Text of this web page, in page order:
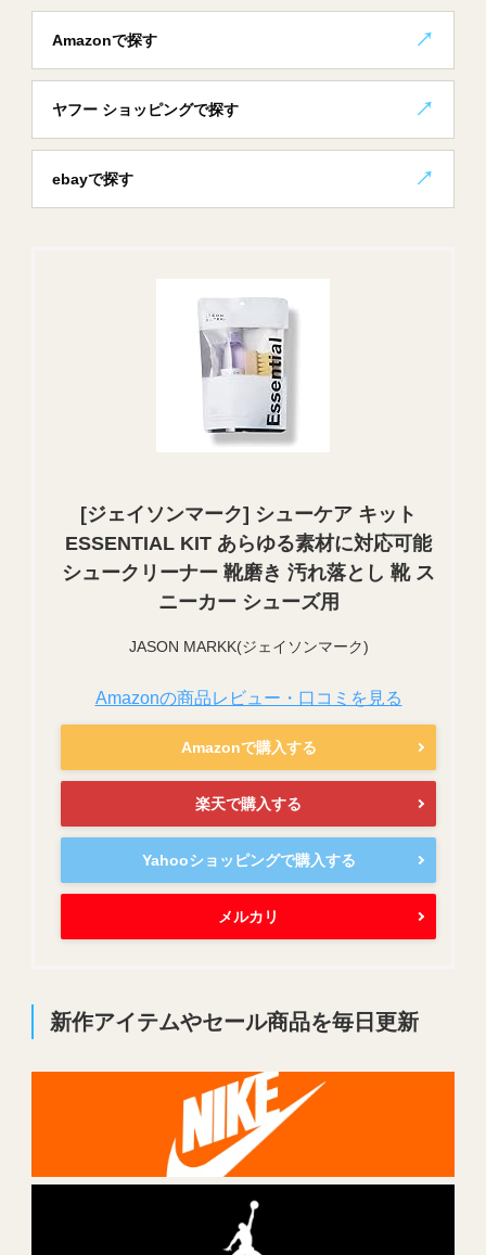
Amazonで探す
ヤフー ショッピングで探す
ebayで探す
[ジェイソンマーク] シューケア キット
ESSENTIAL KIT あらゆる素材に対応可能
シュークリーナー 靴磨き 汚れ落とし 靴 ス
ニーカー シューズ用
JASON MARKK(ジェイソンマーク)
Amazonの商品レビュー・口コミを見る
Amazonで購入する
楽天で購入する
Yahooショッピングで購入する
メルカリ
新作アイテムやセール商品を毎日更新